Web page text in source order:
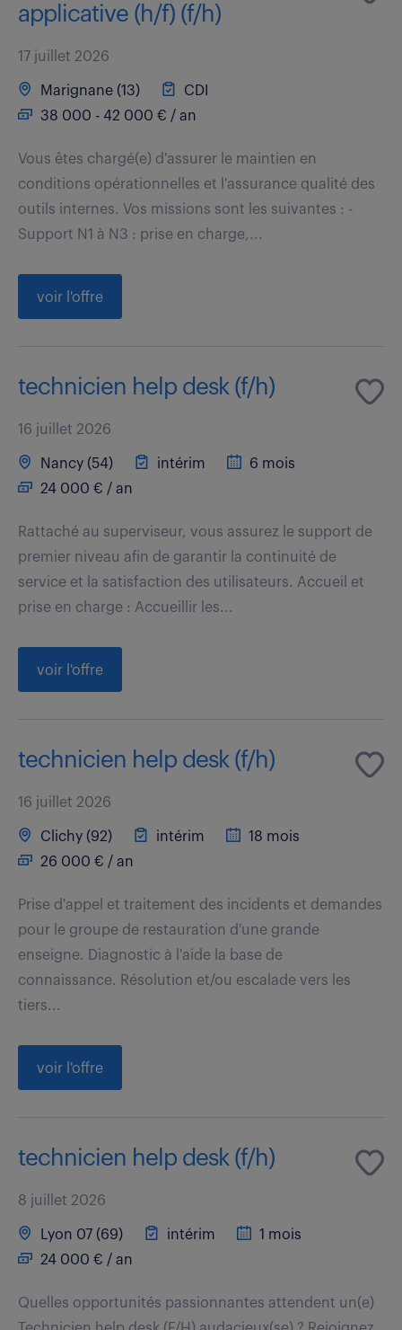
applicative (h/f) (f/h)
17 juillet 2026
Marignane (13)
CDI
38 000 - 42 000 € / an
Vous êtes chargé(e) d'assurer le maintien en
conditions opérationnelles et l'assurance qualité des
outils internes. Vos missions sont les suivantes : -
Support N1 à N3 : prise en charge,...
voir l'offre
technicien help desk (f/h)
16 juillet 2026
Nancy (54) intérim
6 mois
24 000 € / an
Rattaché au superviseur, vous assurez le support de
premier niveau afin de garantir la continuité de
service et la satisfaction des utilisateurs. Accueil et
prise en charge : Accueillir les...
voir l'offre
technicien help desk (f/h)
16 juillet 2026
Clichy (92) intérim
18 mois
26 000 € / an
Prise d'appel et traitement des incidents et demandes
pour le groupe de restauration d'une grande
enseigne. Diagnostic à l'aide la base de
connaissance. Résolution et/ou escalade vers les
tiers...
voir l'offre
technicien help desk (f/h)
8 juillet 2026
Lyon 07 (69) intérim
1 mois
24 000 € / an
Quelles opportunités passionnantes attendent un(e)